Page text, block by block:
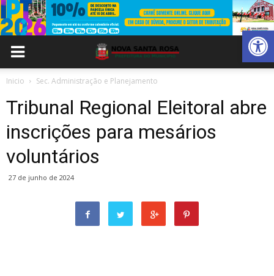
Abrir
Inicio Sec. Administração e Planejamento
Tribunal Regional Eleitoral abre
inscrições para mesários
voluntários
27 de junho de 2024